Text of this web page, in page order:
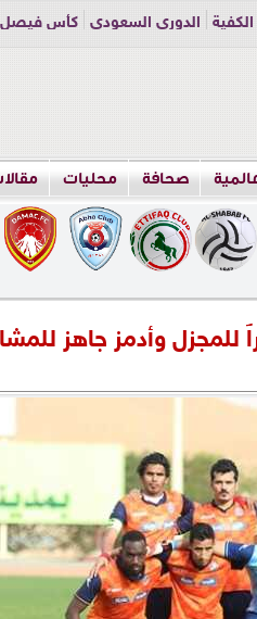
الدوري السعودي كأس فيصل
صحافة محليات
للمجزل وأدمز جاهز